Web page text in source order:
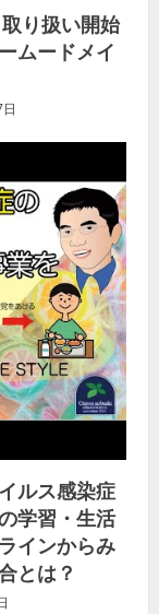
取り扱い開始
ムードメイ
ルス感染症
学習・生活
インからみ
とは？